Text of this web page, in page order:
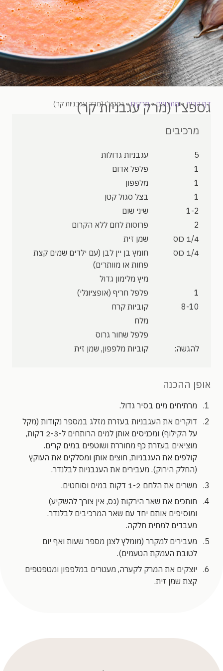
דף הבית»מתכונים»מרקים»גספצ’ו (מרק עגבניות קר)
גספצ'ו (מרק עגבניות קר)
מרכיבים
5
עגבניות גדולות
1
פלפל אדום
1
מלפפון
1
בצל סגול קטן
1-2
שיני שום
2
פרוסות לחם ללא הקרום
1/4 כוס
שמן זית‬
1/4 כוס
חומץ בן יין לבן‬ (עם ילדים שמים קצת
פחות או מוותרים)
מיץ מלימון גדול
1
פלפל חריף (אופציונלי)
8-10
קוביות קרח
מלח
פלפל שחור גרוס
להגשה:
קוביות מלפפון, שמן זית
אופן ההכנה
מרתיחים מים בסיר גדול.
דוקרים את העגבניות בעזרת מזלג במספר נקודות (מקל
על הקילוף) ומכניסים אותן למים הרותחים ל-2-3 דקות,
מוציאים בעזרת כף מחוררת ושוטפים במים קרים.
קולפים את העגבניות, חוצים אותן ומסלקים את העוקץ
(החלק הירוק). מעבירים את העגבניות לבלנדר.
משרים את הלחם 1-2 דקות במים וסוחטים.
חותכים את שאר הירקות (גס, אין צורך להשקיע)
ומוסיפים אותם יחד עם שאר המרכיבים לבלנדר.
מעבדים למחית חלקה.
מעבירים למקרר (מומלץ לצנן מספר שעות ואף יום
לטובת העמקת הטעמים).
יוצקים את המרק לקערה, מעטרים במלפפון ומטפטפים
קצת שמן זית.